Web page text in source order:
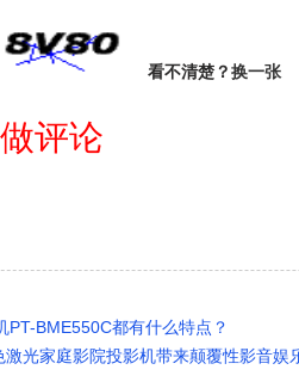
看不清楚？换一张
做评论
PT-BME550C都有什么特点？
光家庭影院投影机带来颠覆性影音娱